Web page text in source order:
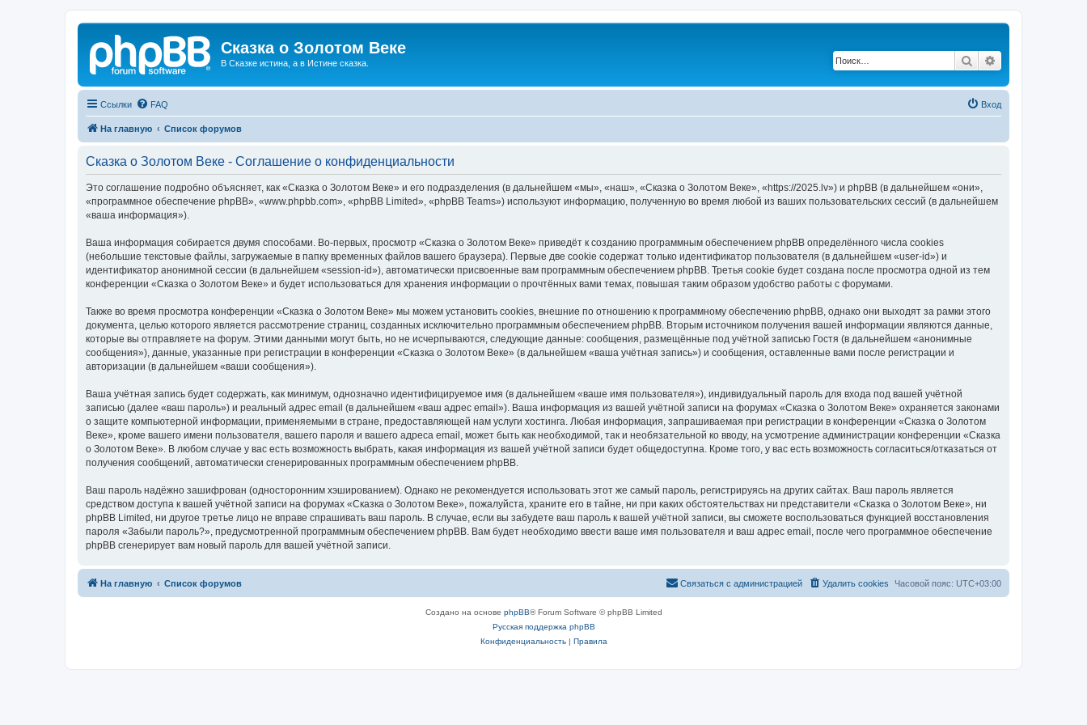
Сказка о Золотом Веке
В Сказке истина, а в Истине сказка. Поиск
Ссылки FAQ Вход
На главную Список форумов
Сказка о Золотом Веке - Соглашение о конфиденциальности
Это соглашение подробно объясняет, как «Сказка о Золотом Веке» и его подразделения (в дальнейшем «мы», «наш», «Сказка о Золотом Веке», «https://2025.lv») и phpBB (в дальнейшем «они»,
«программное обеспечение phpBB», «www.phpbb.com», «phpBB Limited», «phpBB Teams») используют информацию, полученную во время любой из ваших пользовательских сессий (в дальнейшем
«ваша информация»).
Ваша информация собирается двумя способами. Во-первых, просмотр «Сказка о Золотом Веке» приведёт к созданию программным обеспечением phpBB определённого числа cookies
(небольшие текстовые файлы, загружаемые в папку временных файлов вашего браузера). Первые две cookie содержат только идентификатор пользователя (в дальнейшем «user-id») и
идентификатор анонимной сессии (в дальнейшем «session-id»), автоматически присвоенные вам программным обеспечением phpBB. Третья cookie будет создана после просмотра одной из тем
конференции «Сказка о Золотом Веке» и будет использоваться для хранения информации о прочтённых вами темах, повышая таким образом удобство работы с форумами.
Также во время просмотра конференции «Сказка о Золотом Веке» мы можем установить cookies, внешние по отношению к программному обеспечению phpBB, однако они выходят за рамки этого
документа, целью которого является рассмотрение страниц, созданных исключительно программным обеспечением phpBB. Вторым источником получения вашей информации являются данные,
которые вы отправляете на форум. Этими данными могут быть, но не исчерпываются, следующие данные: сообщения, размещённые под учётной записью Гостя (в дальнейшем «анонимные
сообщения»), данные, указанные при регистрации в конференции «Сказка о Золотом Веке» (в дальнейшем «ваша учётная запись») и сообщения, оставленные вами после регистрации и
авторизации (в дальнейшем «ваши сообщения»).
Ваша учётная запись будет содержать, как минимум, однозначно идентифицируемое имя (в дальнейшем «ваше имя пользователя»), индивидуальный пароль для входа под вашей учётной
записью (далее «ваш пароль») и реальный адрес email (в дальнейшем «ваш адрес email»). Ваша информация из вашей учётной записи на форумах «Сказка о Золотом Веке» охраняется законами
о защите компьютерной информации, применяемыми в стране, предоставляющей нам услуги хостинга. Любая информация, запрашиваемая при регистрации в конференции «Сказка о Золотом
Веке», кроме вашего имени пользователя, вашего пароля и вашего адреса email, может быть как необходимой, так и необязательной ко вводу, на усмотрение администрации конференции «Сказка
о Золотом Веке». В любом случае у вас есть возможность выбрать, какая информация из вашей учётной записи будет общедоступна. Кроме того, у вас есть возможность согласиться/отказаться от
получения сообщений, автоматически сгенерированных программным обеспечением phpBB.
Ваш пароль надёжно зашифрован (односторонним хэшированием). Однако не рекомендуется использовать этот же самый пароль, регистрируясь на других сайтах. Ваш пароль является
средством доступа к вашей учётной записи на форумах «Сказка о Золотом Веке», пожалуйста, храните его в тайне, ни при каких обстоятельствах ни представители «Сказка о Золотом Веке», ни
phpBB Limited, ни другое третье лицо не вправе спрашивать ваш пароль. В случае, если вы забудете ваш пароль к вашей учётной записи, вы сможете воспользоваться функцией восстановления
пароля «Забыли пароль?», предусмотренной программным обеспечением phpBB. Вам будет необходимо ввести ваше имя пользователя и ваш адрес email, после чего программное обеспечение
phpBB сгенерирует вам новый пароль для вашей учётной записи.
На главную Список форумов Часовой пояс: UTC+03:00
Удалить cookies
Связаться с администрацией
Создано на основе phpBB® Forum Software © phpBB Limited
Русская поддержка phpBB
Конфиденциальность| Правила